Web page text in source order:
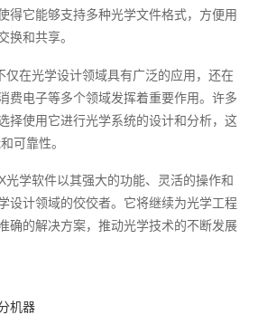
得它能够支持多种光学文件格式，方便用
换和共享。
仅在光学设计领域具有广泛的应用，还在
费电子等多个领域发挥着重要作用。许多
择使用它进行光学系统的设计和分析，这
可靠性。
光学软件以其强大的功能、灵活的操作和
设计领域的佼佼者。它将继续为光学工程
确的解决方案，推动光学技术的不断发展
机器